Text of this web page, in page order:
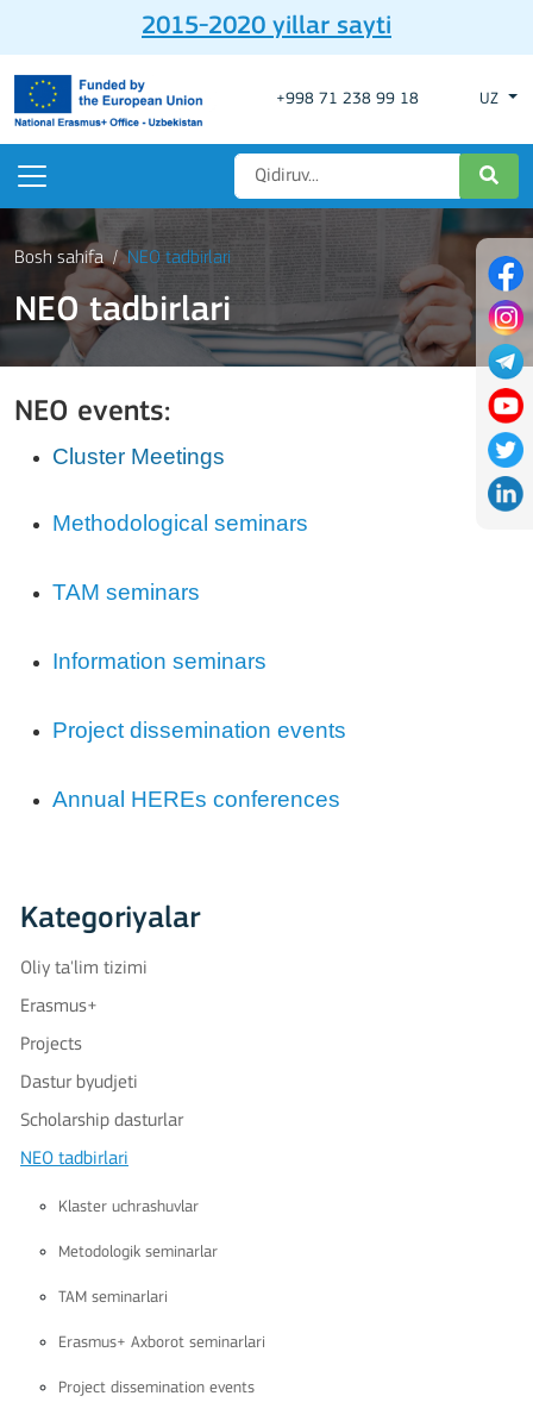
2015-2020 yillar sayti
+998 71 238 99 18 UZ
Bosh sahifa NEO tadbirlari
NEO tadbirlari
NEO events:
Cluster Meetings
Methodological seminars
TAM seminars
Information seminars
Project dissemination events
Annual HEREs conferences
Kategoriyalar
Oliy ta'lim tizimi
Erasmus+
Projects
Dastur byudjeti
Scholarship dasturlar
NEO tadbirlari
Klaster uchrashuvlar
Metodologik seminarlar
TAM seminarlari
Erasmus+ Axborot seminarlari
Project dissemination events